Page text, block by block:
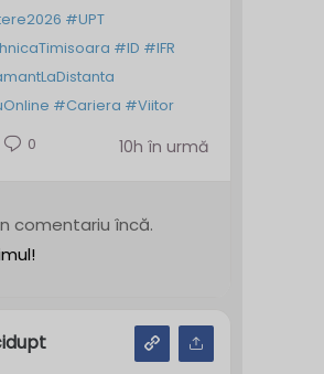
#UPT
#ID #IFR
#Cariera #Viitor
0 10h în urmă
comentariu încă.